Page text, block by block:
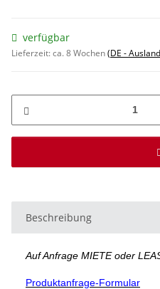
verfügbar
Lieferzeit:ca. 8 Wochen(DE -
Beschreibung
Auf Anfrage MIETE oder
Produktanfrage-Formular